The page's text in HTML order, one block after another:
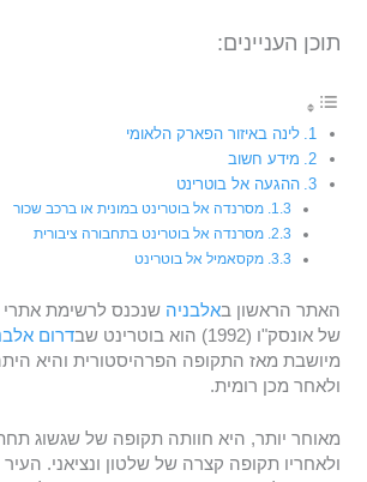
תוכן העניינים:
לינה באיזור הפארק הלאומי
מידע חשוב
ההגעה אל בוטרינט
מסרנדה אל בוטרינט במונית או ברכב שכור
מסרנדה אל בוטרינט בתחבורה ציבורית
מקסאמיל אל בוטרינט
האתר הראשון באלבניה שנכנס לרשימת
של אונסק"ו (1992) הוא בוטרינט שב
דרום
מיושבת מאז התקופה הפרהיסטורית והיא
ולאחר מכן רומית.
מאוחר יותר, היא חוותה תקופה של שגשוג
ולאחריו תקופה קצרה של שלטון ונציאני.